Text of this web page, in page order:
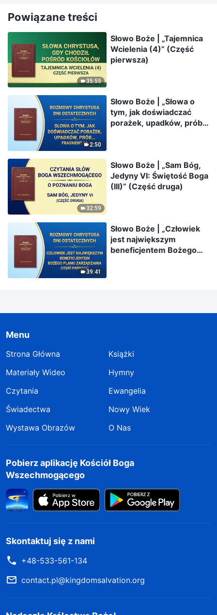
Powiązane treści
35:55
Słowo Boże | „Tajemnica
Wcielenia (4)” (Część
pierwsza)
2:50
Słowo Boże | „Słowa o
tym, jak doświadczać
porażek, upadków, prób i
32:59
Słowo Boże | „Sam Bóg,
Jedyny VI: Świętość Boga
(III)” (Część druga)
39:41
Słowo Boże | „Człowiek
jest największym
beneficjentem Bożego
Menu
Strona Główna
Książki
Materiały Wideo
Hymny
Czytania
Ewangelia
Świadectwa
Nowy Wiek
Wystawa Obrazów
O Nas
Pobierz aplikację Kościół Boga
Wszechmogącego
Skontaktuj się z nami
+48-533-561-134
contact.pl@kingdomsalvation.org